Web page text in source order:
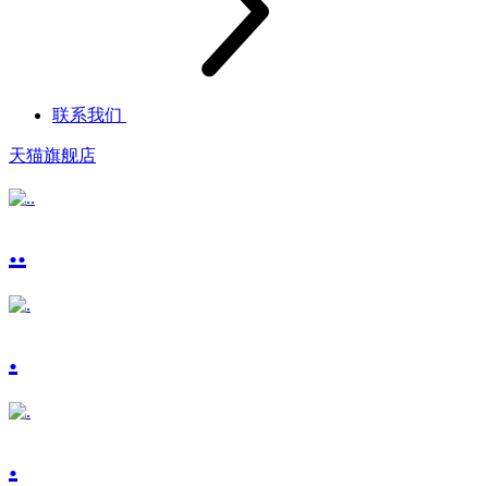
联系我们
天猫旗舰店
..
.
.